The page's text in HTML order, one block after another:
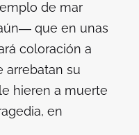
de mar
que en unas
coloración a
arrebatan su
hieren a muerte
en